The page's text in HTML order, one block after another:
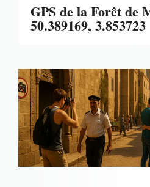
GPS de la Forêt de
50.389169, 3.853723